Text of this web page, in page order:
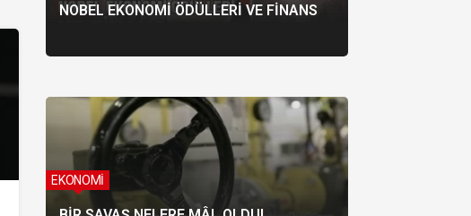
NOBEL EKONOMİ ÖDÜLLERİ VE FİNANS
ŞİŞECAM’DAN 9 AYDA 5 MİLYAR TL
EKONOMİ